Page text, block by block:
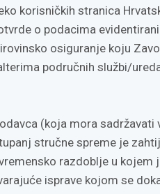
korisničkih stranica
o podacima
osiguranje koju
područnih službi/
(koja mora sadržavati
stručne spreme je
razdoblje u kojem
isprave kojom se